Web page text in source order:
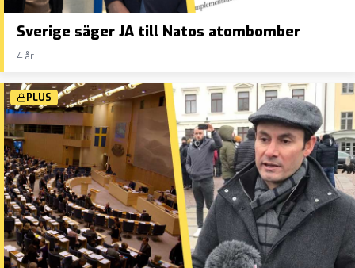
Sverige säger JA till Natos atombomber
4 år
PLUS